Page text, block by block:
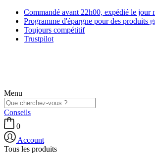
Commandé avant 22h00, expédié le jour
Programme d'épargne pour des produits
Toujours compétitif
Trustpilot
Menu
Conseils
0
Account
Tous les produits